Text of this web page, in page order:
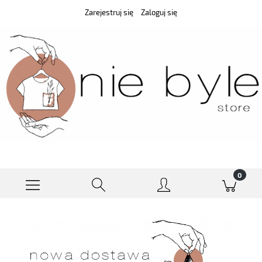
Zarejestruj się Zaloguj się